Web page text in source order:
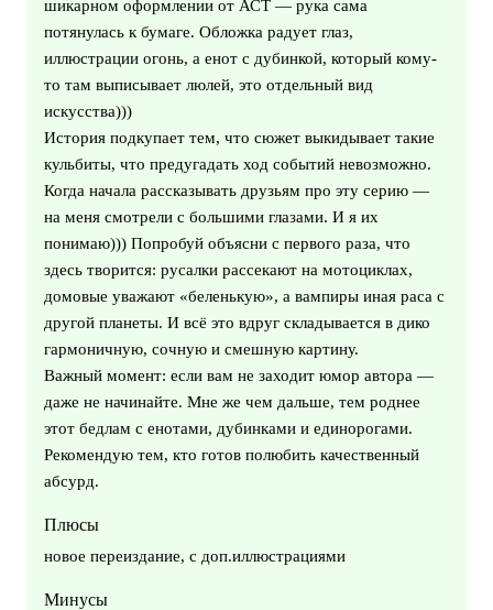
шикарном оформлении от АСТ — рука сама
потянулась к бумаге. Обложка радует глаз,
иллюстрации огонь, а енот с дубинкой, который кому-
то там выписывает люлей, это отдельный вид
искусства)))
История подкупает тем, что сюжет выкидывает такие
кульбиты, что предугадать ход событий невозможно.
Когда начала рассказывать друзьям про эту серию —
на меня смотрели с большими глазами. И я их
понимаю))) Попробуй объясни с первого раза, что
здесь творится: русалки рассекают на мотоциклах,
домовые уважают «беленькую», а вампиры иная раса с
другой планеты. И всё это вдруг складывается в дико
гармоничную, сочную и смешную картину.
Важный момент: если вам не заходит юмор автора —
даже не начинайте. Мне же чем дальше, тем роднее
этот бедлам с енотами, дубинками и единорогами.
Рекомендую тем, кто готов полюбить качественный
абсурд.
Плюсы
новое переиздание, с доп.иллюстрациями
Минусы